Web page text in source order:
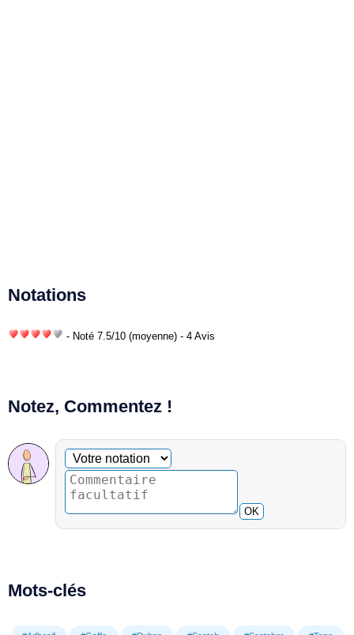
Notations
- Noté 7.5/10 (moyenne) - 4 Avis
Notez, Commentez !
Commentaire facultatif
Votre notation
OK
Mots-clés